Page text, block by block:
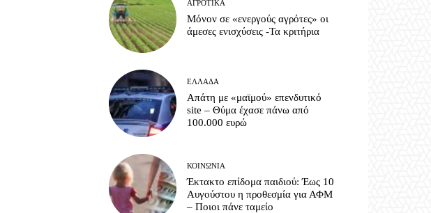
ΑΓΡΟΤΙΚΆ
Μόνον σε «ενεργούς αγρότες» οι
άμεσες ενισχύσεις -Τα κριτήρια
ΕΛΛΆΔΑ
Απάτη με «μαϊμού» επενδυτικό
site – Θύμα έχασε πάνω από
100.000 ευρώ
ΚΟΙΝΩΝΊΑ
Έκτακτο επίδομα παιδιού: Έως 10
Αυγούστου η προθεσμία για ΑΦΜ
– Ποιοι πάνε ταμείο